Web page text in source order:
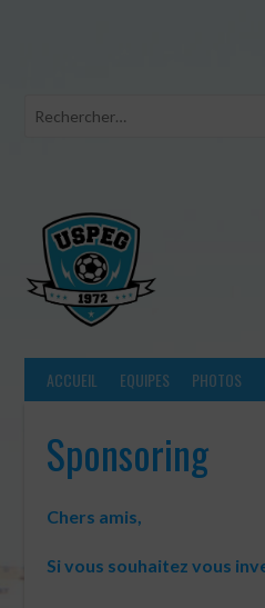
ACCUEIL EQUIPES PHOTOS
Sponsoring
Chers amis,
Si vous souhaitez vous